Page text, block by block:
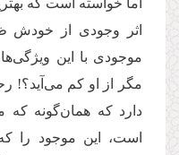
اما خواسته است که
اثر وجودی از خودش
موجودی با این
مگر از او کم می‌آید؟!
دارد که همان‌گونه که
است، این موجود را